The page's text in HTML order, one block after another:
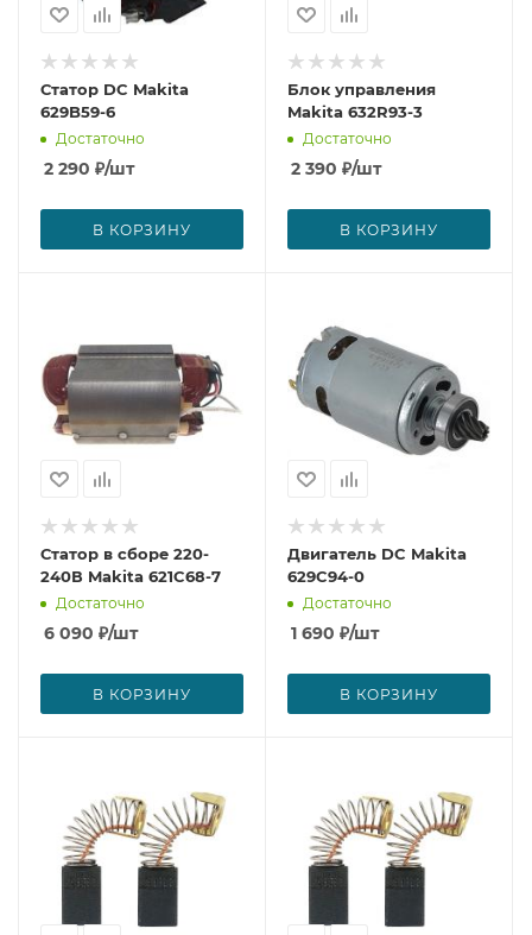
Статор DC Makita
629B59-6
Достаточно
2 290 ₽/шт
В КОРЗИНУ
Блок управления
Makita 632R93-3
Достаточно
2 390 ₽/шт
В КОРЗИНУ
Статор в сборе 220-
240В Makita 621C68-7
Достаточно
6 090 ₽/шт
В КОРЗИНУ
Двигатель DC Makita
629C94-0
Достаточно
1 690 ₽/шт
В КОРЗИНУ